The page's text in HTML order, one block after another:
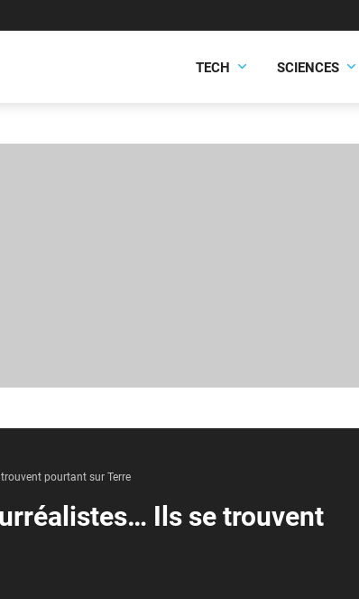
TECH SCIENCES
pourtant sur Terre
Ils se trouvent